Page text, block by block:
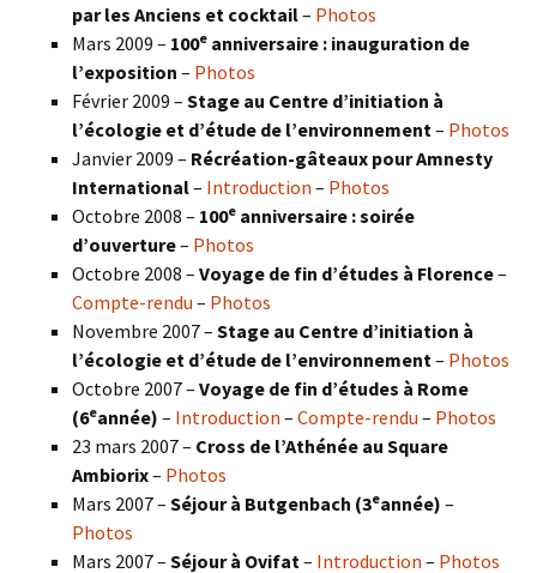
par les Anciens et cocktail– Photos
Mars 2009 – 100e anniversaire : inauguration de
l’exposition – Photos
Février 2009 – Stage au Centre d’initiation à
l’écologie et d’étude de l’environnement– Photos
Janvier 2009 – Récréation-gâteaux pour Amnesty
International– Introduction – Photos
Octobre 2008 – 100e anniversaire : soirée
d’ouverture– Photos
Octobre 2008 – Voyage de fin d’études à Florence–
Compte-rendu – Photos
Novembre 2007 – Stage au Centre d’initiation à
l’écologie et d’étude de l’environnement– Photos
Octobre 2007 – Voyage de fin d’études à Rome
(6eannée) – Introduction – Compte-rendu – Photos
23 mars 2007 – Cross de l’Athénée au Square
Ambiorix– Photos
Mars 2007 – Séjour à Butgenbach (3eannée) –
Photos
Mars 2007 – Séjour à Ovifat– Introduction – Photos